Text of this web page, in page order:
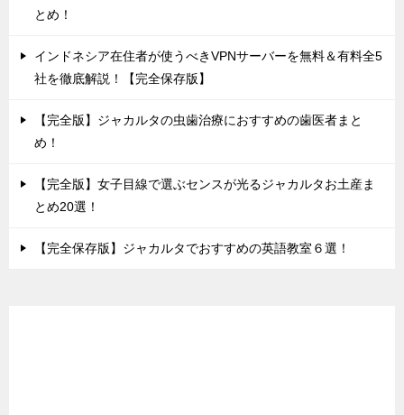
とめ！
インドネシア在住者が使うべきVPNサーバーを無料＆有料全5
社を徹底解説！【完全保存版】
【完全版】ジャカルタの虫歯治療におすすめの歯医者まと
め！
【完全版】女子目線で選ぶセンスが光るジャカルタお土産ま
とめ20選！
【完全保存版】ジャカルタでおすすめの英語教室６選！